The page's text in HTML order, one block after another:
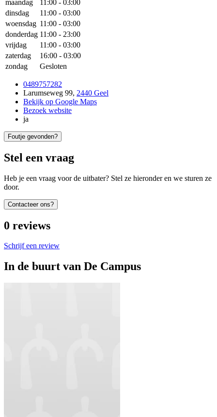
maandag 11:00 - 03:00
dinsdag
11:00 - 03:00
woensdag 11:00 - 03:00
donderdag 11:00 - 23:00
vrijdag
11:00 - 03:00
zaterdag
16:00 - 03:00
zondag
Gesloten
0489757282
Larumseweg 99, 2440 Geel
Bekijk op Google Maps
Bezoek website
ja
Foutje gevonden?
Stel een vraag
Heb je een vraag voor de uitbater? Stel ze hieronder en we sturen ze
door.
Contacteer ons?
0 reviews
Schrijf een review
In de buurt van De Campus